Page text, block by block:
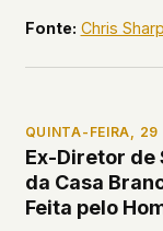
Fonte: Chris
QUINTA-FEIRA, 29
Ex-Diretor de
da Casa
Feita pelo